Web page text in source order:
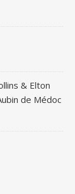
& Elton
de Médoc